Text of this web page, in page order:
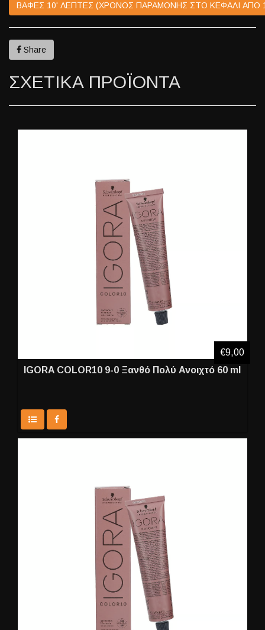
ΒΑΦΕΣ 10' ΛΕΠΤΕΣ (ΧΡΟΝΟΣ ΠΑΡΑΜΟΝΗΣ ΣΤΟ ΚΕΦΑΛΙ ΑΠΟ
Share
ΣΧΕΤΙΚΑ ΠΡΟΪΟΝΤΑ
IGORA COLOR10 9-0 Ξανθό Πολύ Ανοιχτό 60 ml
€9,00